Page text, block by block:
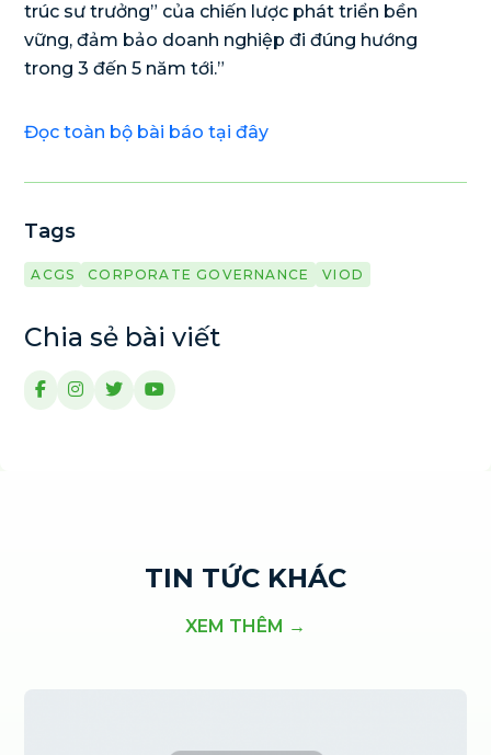
trúc sư trưởng” của chiến lược phát triển bền
vững, đảm bảo doanh nghiệp đi đúng hướng
trong 3 đến 5 năm tới.”
Đọc toàn bộ bài báo tại đây
Tags
ACGS CORPORATE GOVERNANCE VIOD
Chia sẻ bài viết
TIN TỨC KHÁC
XEM THÊM →